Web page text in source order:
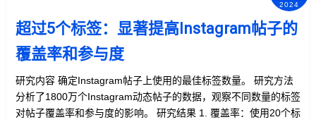
2024
超过5个标签：显著提高Instagram帖子的
覆盖率和参与度
研究内容 确定Instagram帖子上使用的最佳标签数量。 研究方法
分析了1800万个Instagram动态帖子的数据，观察不同数量的标签
对帖子覆盖率和参与度的影响。 研究结果 1. 覆盖率：使用20个标